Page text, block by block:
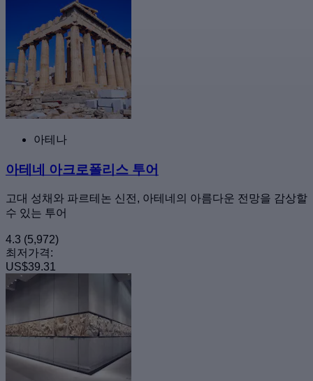
아테나
아테네 아크로폴리스 투어
고대 성채와 파르테논 신전, 아테네의 아름다운 전망을 감상할
수 있는 투어
4.3 (5,972)
최저가격:
US$39.31